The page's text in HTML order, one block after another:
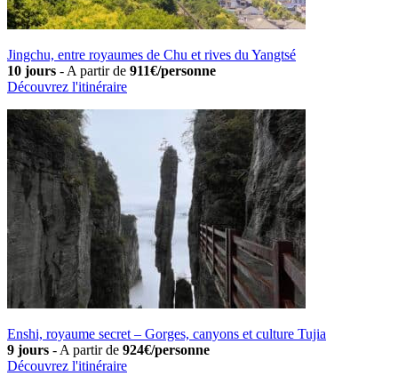
Jingchu, entre royaumes de Chu et rives du Yangtsé
10 jours - A partir de 911€/personne
Découvrez l'itinéraire
Enshi, royaume secret – Gorges, canyons et culture Tujia
9 jours - A partir de 924€/personne
Découvrez l'itinéraire